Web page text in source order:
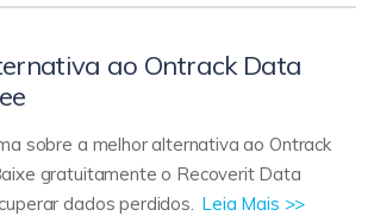
ao Ontrack Data
sobre a melhor alternativa ao Ontrack
gratuitamente o Recoverit Data
dados perdidos. Leia Mais >>